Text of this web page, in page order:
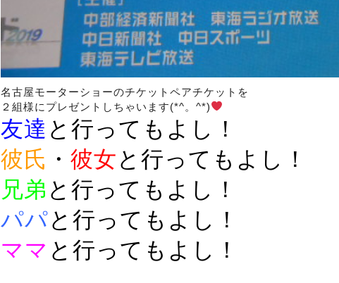
名古屋モーターショーのチケットペアチケットを
２組様にプレゼントしちゃいます(*^。^*)
友達 と行ってもよし！
彼氏 ・ 彼女と行ってもよし！
兄弟 と行ってもよし！
パパと行ってもよし！
ママ と行ってもよし！